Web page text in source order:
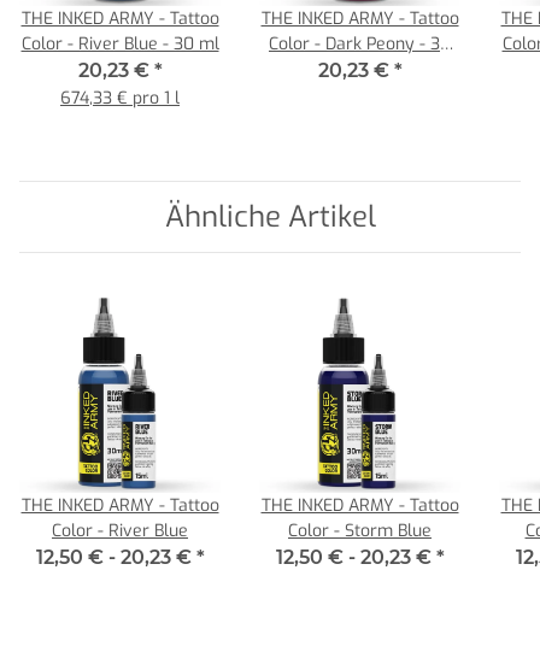
THE INKED ARMY - Tattoo
Color - River Blue - 30 ml
20,23 € *
674,33 € pro 1 l
THE INKED ARMY - Tattoo
Color - Dark Peony - 30
ml
20,23 € *
THE
Ähnliche Artikel
THE INKED ARMY - Tattoo
Color - River Blue
12,50 € - 20,23 € *
THE INKED ARMY - Tattoo
Color - Storm Blue
12,50 € - 20,23 € *
THE